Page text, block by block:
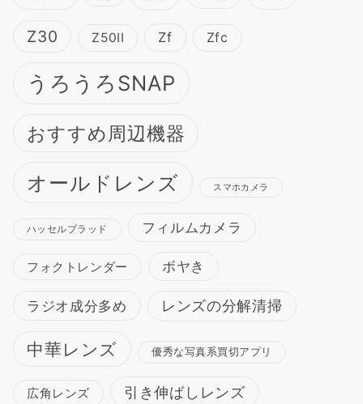
Z30 Z50II Zf Zfc
うろうろSNAP
おすすめ周辺機器
オールドレンズ スマホカメラ
ハッセルブラッド フィルムカメラ
フォクトレンダー ボヤき
ラジオ成分多め レンズの分解清掃
中華レンズ 優秀な写真系買切アプリ
広角レンズ 引き伸ばしレンズ